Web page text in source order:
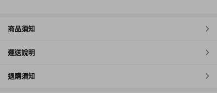
商品須知
運送說明
退購須知